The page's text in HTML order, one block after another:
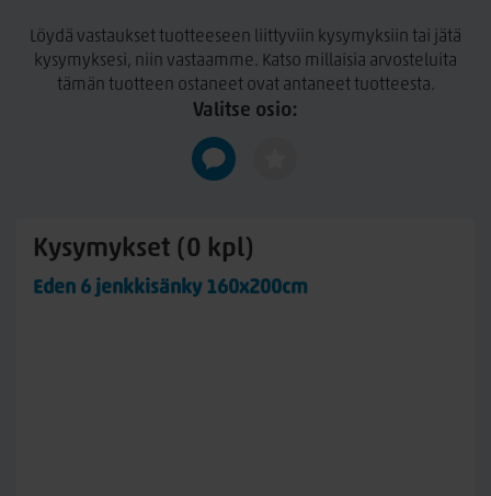
Eden on suunniteltu yhteistyössä allergia-, iho- ja astmaliiton
kanssa!
Eden sänkymallisto on suunniteltu yhteistyössä allergia-, iho-
ja astmaliiton kanssa, jolloin voit olla varma, että sängyssä
käytetyt materiaalit ovat ensi luokkaisia ja turvallisia.
Eden 6 jenkkisänky 160x200cm
Jousisto Eden Premium 5-vyöhyke-pussijousisto
Jäykkyydet: medium ja hard
Löydä vastaukset tuotteeseen liittyviin kysymyksiin tai jätä
kysymyksesi, niin vastaamme. Katso millaisia arvosteluita
tämän tuotteen ostaneet ovat antaneet tuotteesta.
Valitse osio:
Kysymykset (0 kpl)
Eden 6 jenkkisänky 160x200cm